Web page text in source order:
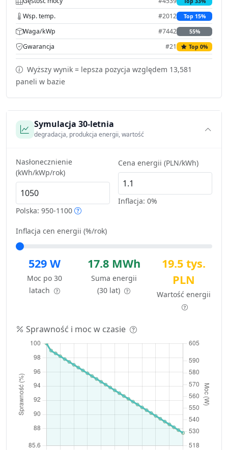
Wsp. temp. #2012 Top 15%
Waga/kWp #7442 55%
Gwarancja #21 Top 0%
Wyższy wynik = lepsza pozycja względem 13,581
paneli w bazie
Symulacja 30-letnia
degradacja, produkcja energii, wartość
Nasłonecznienie
(kWh/kWp/rok)
Polska: 950-1100
Cena energii (PLN/kWh)
Inflacja: 0%
Inflacja cen energii (%/rok)
529 W
Moc po 30
latach
17.8 MWh
Suma energii
(30 lat)
19.5 tys.
PLN
Wartość energii
Sprawność i moc w czasie